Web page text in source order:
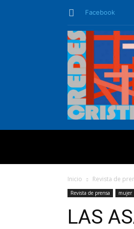
Facebook
Inicio Revista de
Revista de prensa mujer
LAS